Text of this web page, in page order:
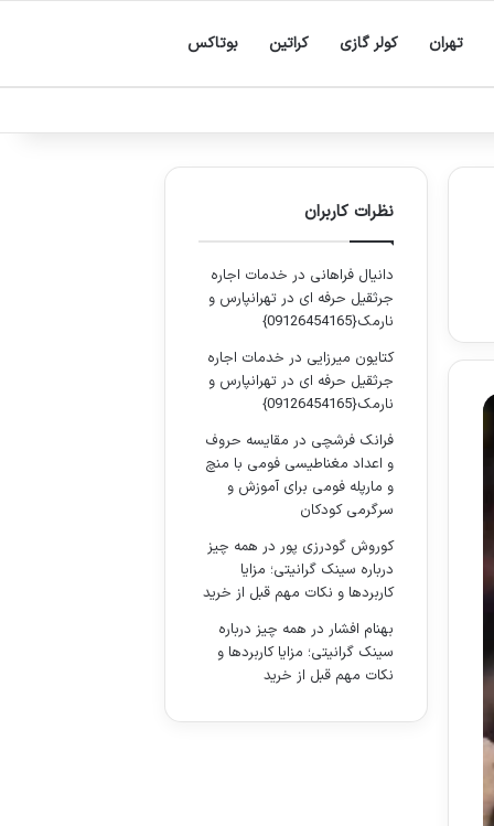
تهران کولر گازی کراتین بوتاکس
نظرات کاربران
دانیال فراهانی در خدمات اجاره
جرثقیل حرفه ای در تهرانپارس و
نارمک{09126454165}
کتایون میرزایی در خدمات اجاره
جرثقیل حرفه ای در تهرانپارس و
نارمک{09126454165}
فرانک فرشچی در مقایسه حروف
و اعداد مغناطیسی فومی با منچ
و مارپله فومی برای آموزش و
سرگرمی کودکان
کوروش گودرزی پوردر همه چیز
درباره سینک گرانیتی؛ مزایا
کاربردها و نکات مهم قبل از خرید
بهنام افشاردر همه چیز درباره
سینک گرانیتی؛ مزایا کاربردها و
نکات مهم قبل از خرید